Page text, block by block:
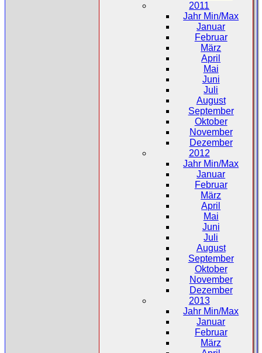
2011
Jahr Min/Max
Januar
Februar
März
April
Mai
Juni
Juli
August
September
Oktober
November
Dezember
2012
Jahr Min/Max
Januar
Februar
März
April
Mai
Juni
Juli
August
September
Oktober
November
Dezember
2013
Jahr Min/Max
Januar
Februar
März